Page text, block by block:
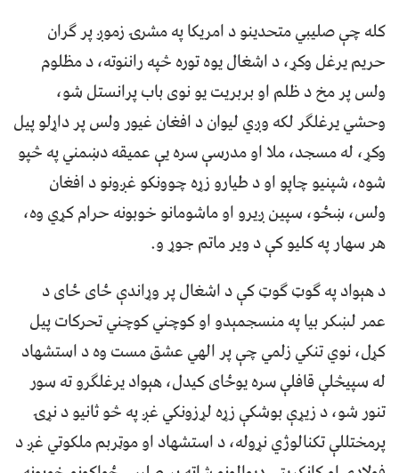
کله چې صلیبي متحدینو د امریکا په مشرۍ زموږ پر ګران
حریم یرغل وکړ، د اشغال یوه توره څپه راننوته، د مظلوم
ولس پر مخ د ظلم او بربریت یو نوی باب پرانستل شو،
وحشي یرغلګر لکه وږي لیوان د افغان غیور ولس پر داړلو پیل
وکړ، له مسجد، ملا او مدرسې سره یې عمیقه دښمني په څپو
شوه، شپنیو چاپو او د طیارو زړه چوونکو غږونو د افغان
ولس، ښځو، سپین ږیرو او ماشومانو خوبونه حرام کړي وه،
هر سهار په کلیو کې د ویر ماتم جوړ و.
د هېواد په ګوټ ګوټ کې د اشغال پر وړاندې ځای ځای د
عمر لښکر بیا په منسجمېدو او کوچني کوچني تحرکات پیل
کړل، نوي تنکي زلمي چې پر الهي عشق مست وه د استشهاد
له سپیڅلې قافلې سره یوځای کیدل، هېواد یرغلګرو ته سور
تنور شو، د زیړې بوشکې زړه لړزونکي غږ په څو ثانیو د نړۍ
پرمختللې تکنالوژي نړوله، د استشهاد او موټربم ملکوتي غږ د